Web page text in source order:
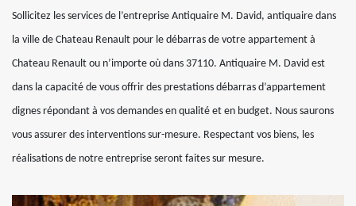
Sollicitez les services de l’entreprise Antiquaire M. David, antiquaire dans
la ville de Chateau Renault pour le débarras de votre appartement à
Chateau Renault ou n’importe où dans 37110. Antiquaire M. David est
dans la capacité de vous offrir des prestations débarras d’appartement
dignes répondant à vos demandes en qualité et en budget. Nous saurons
vous assurer des interventions sur-mesure. Respectant vos biens, les
réalisations de notre entreprise seront faites sur mesure.